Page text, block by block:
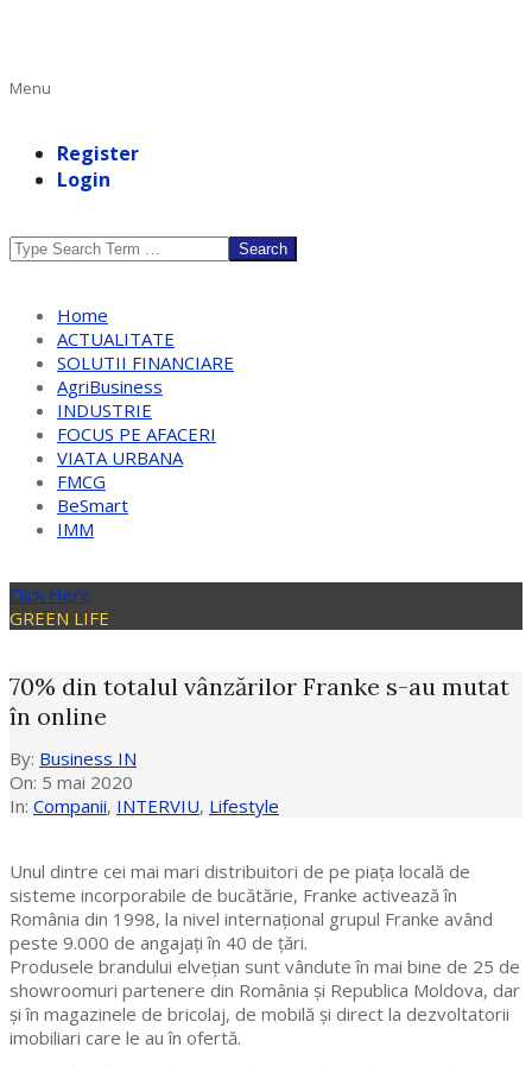
Primary
Menu
Register
Login
Search
Home
ACTUALITATE
SOLUTII FINANCIARE
AgriBusiness
INDUSTRIE
FOCUS PE AFACERI
VIATA URBANA
FMCG
BeSmart
IMM
Click Here
GREEN LIFE
70% din totalul vânzărilor Franke s-au mutat
în online
By: Business IN
On: 5 mai 2020
In: Companii, INTERVIU, Lifestyle
Unul dintre cei mai mari distribuitori de pe piața locală de
sisteme incorporabile de bucătărie, Franke activează în
România din 1998, la nivel internațional grupul Franke având
peste 9.000 de angajați în 40 de țări.
Produsele brandului elveţian sunt vândute în mai bine de 25 de
showroomuri partenere din România şi Republica Moldova, dar
şi în magazinele de bricolaj, de mobilă şi direct la dezvoltatorii
imobiliari care le au în ofertă.